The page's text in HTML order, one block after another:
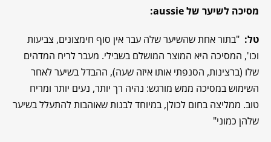
מסיכה לשיער של aussie :
טל: "בתור אחת שהשיער שלה עבר אין סוף חימצונים, צביעות
וכו', המסיכה היא המוצר המושלם בשבילי. מעבר לריח המדהים
שלו (ברצינות, הסנפתי אותו איזה שעה), ההבדל בשיער לאחר
השימוש במסיכה ממש מורגש: נהיה רך יותר, נעים יותר ומריח
טוב. ממליצה בחום לכולן, במיוחד לבנות שאוהבות להתעלל בשיער
שלהן כמוני"